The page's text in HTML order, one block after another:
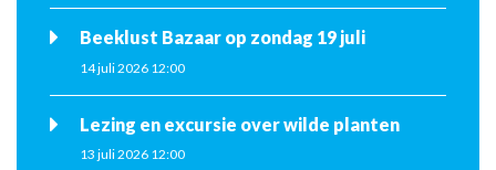
Beeklust Bazaar op zondag 19 juli
14 juli 2026 12:00
Lezing en excursie over wilde planten
13 juli 2026 12:00